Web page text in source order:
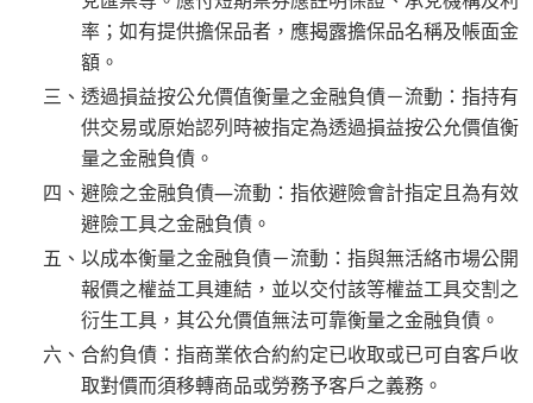
率；如有提供擔保品者，應揭露擔保品名稱及帳面金
額。
三、透過損益按公允價值衡量之金融負債－流動：指持有
供交易或原始認列時被指定為透過損益按公允價值衡
量之金融負債。
四、避險之金融負債—流動：指依避險會計指定且為有效
避險工具之金融負債。
五、以成本衡量之金融負債－流動：指與無活絡市場公開
報價之權益工具連結，並以交付該等權益工具交割之
衍生工具，其公允價值無法可靠衡量之金融負債。
六、合約負債：指商業依合約約定已收取或已可自客戶收
取對價而須移轉商品或勞務予客戶之義務。